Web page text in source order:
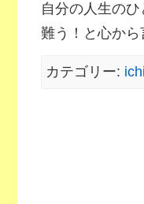
自分の人生の
難う！と心から
カテゴリー: